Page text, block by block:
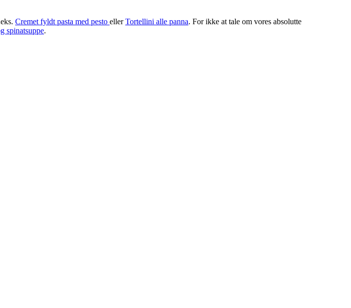
Cremet fyldt pasta med pesto ellerTortellini alle panna. For ikke at tale om vores absolutte
spinatsuppe.